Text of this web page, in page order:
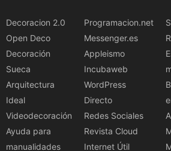
Decoracion 2.0
Open Deco
Decoración
Sueca
Arquitectura
Ideal
Videodecoración
Ayuda para
manualidades
Programacion.net
Messenger.es
Appleismo
Incubaweb
WordPress
Directo
Redes Sociales
Revista Cloud
Internet Útil